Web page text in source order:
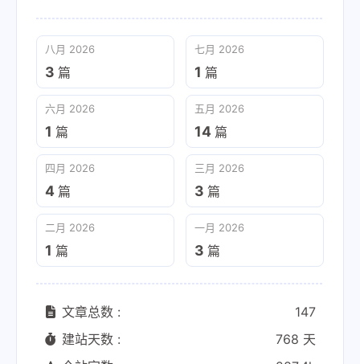
八月 2026
3 篇
七月 2026
1 篇
六月 2026
1 篇
五月 2026
14 篇
四月 2026
4 篇
三月 2026
3 篇
二月 2026
1 篇
一月 2026
3 篇
文章总数 :
147
建站天数 :
768 天